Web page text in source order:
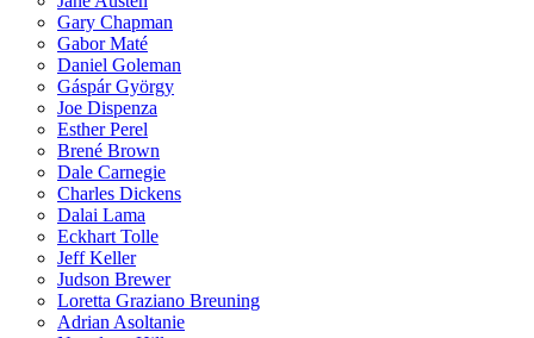
Gary Chapman
Gabor Maté
Daniel Goleman
Gáspár György
Joe Dispenza
Esther Perel
Brené Brown
Dale Carnegie
Charles Dickens
Dalai Lama
Eckhart Tolle
Jeff Keller
Judson Brewer
Loretta Graziano Breuning
Adrian Asoltanie